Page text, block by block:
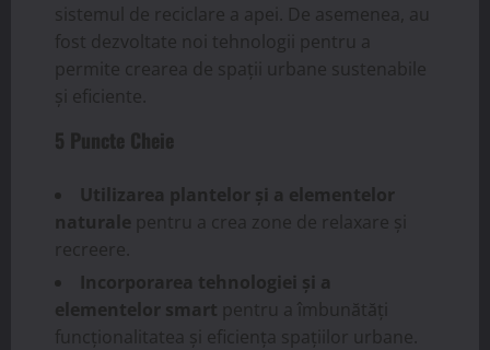
sistemul de reciclare a apei. De asemenea, au
fost dezvoltate noi tehnologii pentru a
permite crearea de spații urbane sustenabile
și eficiente.
5 Puncte Cheie
Utilizarea plantelor și a elementelor
naturale pentru a crea zone de relaxare și
recreere.
Incorporarea tehnologiei și a
elementelor smart pentru a îmbunătăți
funcționalitatea și eficiența spațiilor urbane.